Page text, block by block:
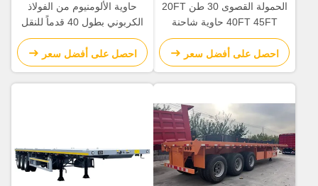
الحمولة القصوى 30 طن 20FT
40FT 45FT حاوية شاحنة
سرير مسطحة لنقل مواد البناء
احصل على أفضل سعر
حاوية الألومنيوم من الفولاذ
الكربوني بطول 40 قدماً للنقل
من 3 محور / 4 محور / 5
محورات
احصل على أفضل سعر